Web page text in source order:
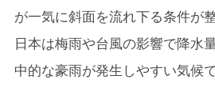
5-1. 災害に備える防災アイテム
5-2. 万が一の時のために、ホイ
が一気に斜面を流れ下る条件が
日本は梅雨や台風の影響で降水
中的な豪雨が発生しやすい気候で